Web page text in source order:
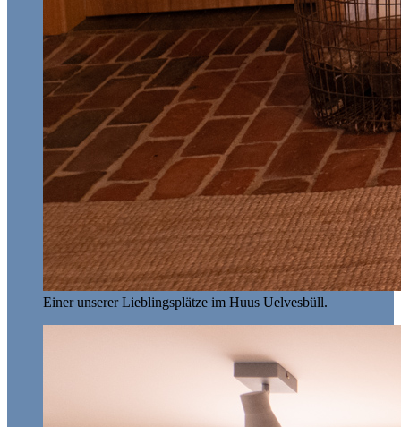
Einer unserer Lieblingsplätze im Huus Uelvesbüll.